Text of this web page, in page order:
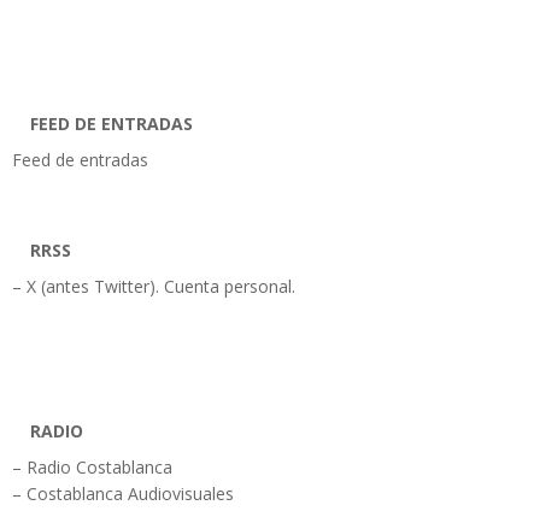
FEED DE ENTRADAS
Feed de entradas
RRSS
– X (antes Twitter). Cuenta personal.
RADIO
– Radio Costablanca
– Costablanca Audiovisuales